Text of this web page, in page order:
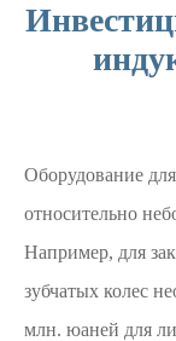
Оборудование
относительно
Например, для
зубчатых колес
млн. юаней для